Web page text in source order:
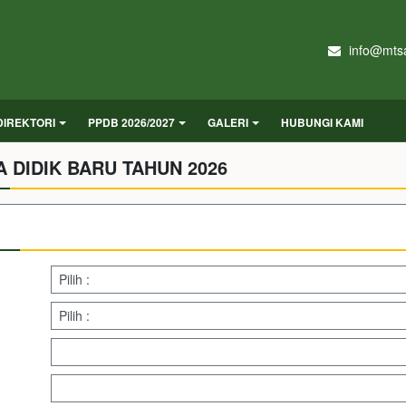
PPDB 2026/2027 GALERI HUBUNGI KAMI
DIDIK BARU TAHUN 2026